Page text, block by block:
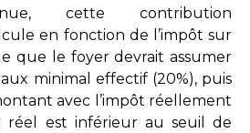
cette contribution
en fonction de l’impôt sur
que le foyer devrait assumer
minimal effectif (20%), puis
avec l’impôt réellement
réel est inférieur au seuil de